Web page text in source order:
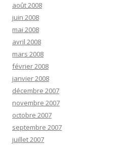
août 2008
juin 2008
mai 2008
avril 2008
mars 2008
février 2008
janvier 2008
décembre 2007
novembre 2007
octobre 2007
septembre 2007
juillet 2007